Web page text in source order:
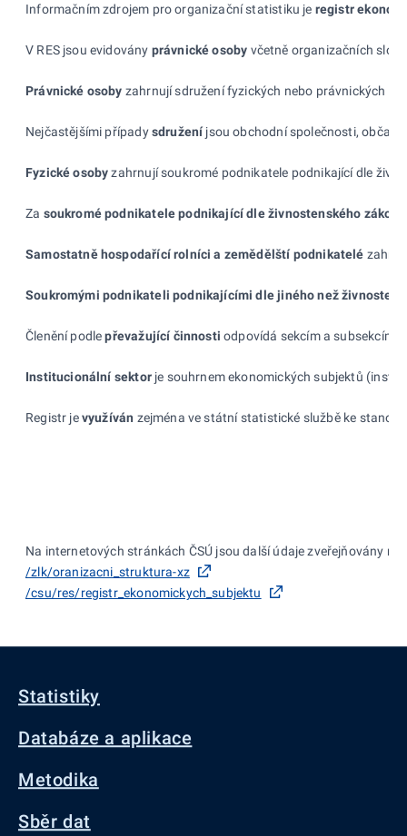
Informačním zdrojem pro organizační statistiku je registr
V RES jsou evidovány právnické osoby včetně organizačních
Právnické osoby zahrnují sdružení fyzických nebo právnických
Nejčastějšími případysdružení jsou obchodní společnosti,
Fyzické osobyzahrnují soukromé podnikatele podnikající dle
Za soukromé podnikatele podnikající dleživnostenského
Samostatně hospodařící rolníci a zemědělští podnikatelé
Soukromými podnikateli podnikajícími dle jiného než
Členění podlepřevažující činnosti odpovídá sekcím a subsekcím
Institucionální sektorje souhrnem ekonomických subjektů
Registr jevyužíván zejména ve státní statistické službě ke
Na internetových stránkách ČSÚ jsou další údaje zveřejňovány na:
/zlk/oranizacni_struktura-xz
/csu/res/registr_ekonomickych_subjektu
Statistiky
Databáze a aplikace
Metodika
Sběr dat